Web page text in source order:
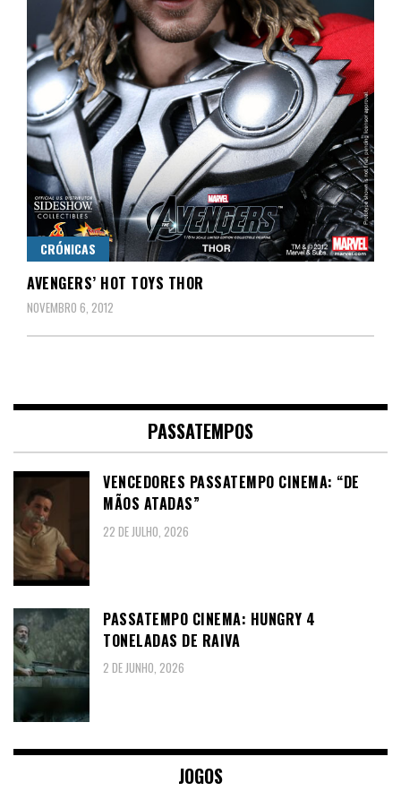
CRÓNICAS
AVENGERS’ HOT TOYS THOR
NOVEMBRO 6, 2012
PASSATEMPOS
VENCEDORES PASSATEMPO CINEMA: “DE
MÃOS ATADAS”
22 DE JULHO, 2026
PASSATEMPO CINEMA: HUNGRY 4
TONELADAS DE RAIVA
2 DE JUNHO, 2026
JOGOS